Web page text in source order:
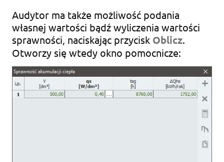
Audytor ma także możliwość podania
własnej wartości bądź wyliczenia wartości
sprawności, naciskając przycisk Oblicz.
Otworzy się wtedy okno pomocnicze: